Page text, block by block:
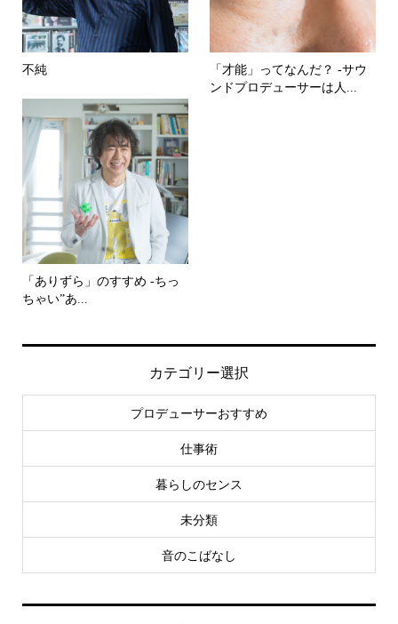
不純
「才能」ってなんだ？ -サウ
ンドプロデューサーは人...
「ありずら」のすすめ -ちっ
ちゃい”あ...
カテゴリー選択
プロデューサーおすすめ
仕事術
暮らしのセンス
未分類
音のこばなし